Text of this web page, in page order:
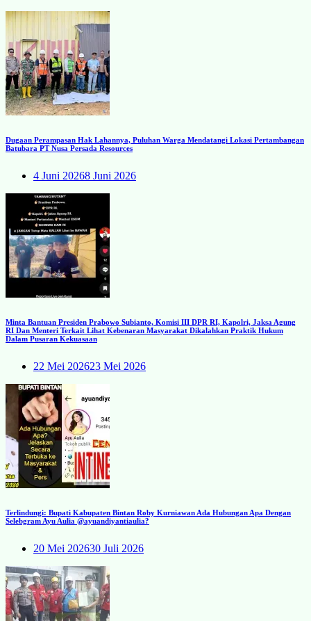
Dugaan Perampasan Hak Lahannya, Puluhan Warga Mendatangi Lokasi Pertambangan
Batubara PT Nusa Persada Resources
4 Juni 20268 Juni 2026
Minta Bantuan Presiden Prabowo Subianto, Komisi III DPR RI, Kapolri, Jaksa Agung
RI Dan Menteri Terkait Lihat Kebenaran Masyarakat Dikalahkan Praktik Hukum
Dalam Pusaran Kekuasaan
22 Mei 202623 Mei 2026
Terlindungi: Bupati Kabupaten Bintan Roby Kurniawan Ada Hubungan Apa Dengan
Selebgram Ayu Aulia @ayuandiyantiaulia?
20 Mei 202630 Juli 2026